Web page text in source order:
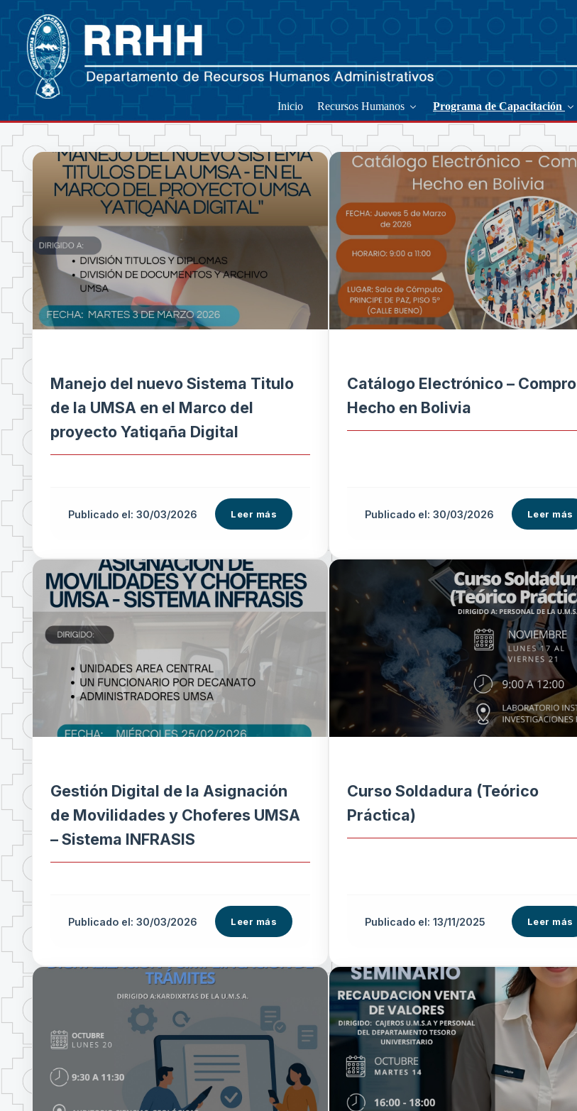
Inicio Recursos Humanos Programa de Capacitación
Manejo del nuevo Sistema Titulo
de la UMSA en el Marco del
proyecto Yatiqaña Digital
Publicado el: 30/03/2026 Leer más
Catálogo Electrónico – Compro
Hecho en Bolivia
Publicado el: 30/03/2026 Leer más
Gestión Digital de la Asignación
de Movilidades y Choferes UMSA
– Sistema INFRASIS
Publicado el: 30/03/2026 Leer más
Curso Soldadura (Teórico
Práctica)
Publicado el: 13/11/2025 Leer más